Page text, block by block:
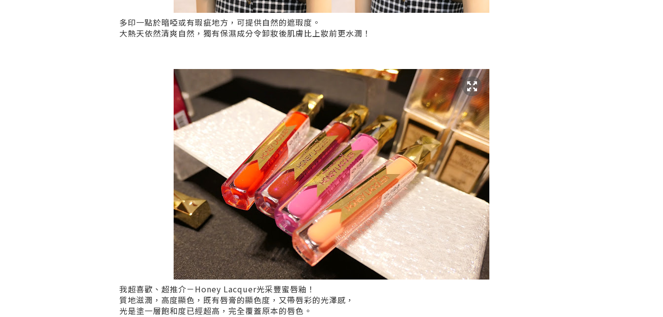
多印一點於暗啞或有瑕疵地方，可提供自然的遮瑕度。
大熱天依然清爽自然，獨有保濕成分令卸妝後肌膚比上妝前更水潤！
我超喜歡、超推介－Honey Lacquer光采豐蜜唇釉！
質地滋潤，高度顯色，既有唇膏的顯色度，又帶唇彩的光澤感，
光是塗一層飽和度已經超高，完全覆蓋原本的唇色。